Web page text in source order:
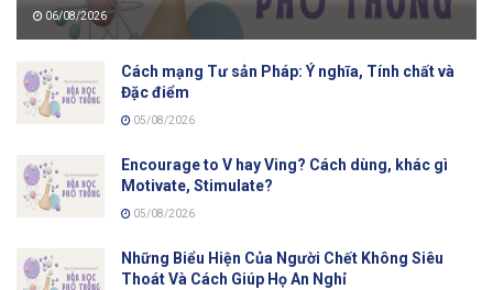
06/08/2026
Cách mạng Tư sản Pháp: Ý nghĩa, Tính chất và
Đặc điểm
05/08/2026
Encourage to V hay Ving? Cách dùng, khác gì
Motivate, Stimulate?
05/08/2026
Những Biểu Hiện Của Người Chết Không Siêu
Thoát Và Cách Giúp Họ An Nghỉ